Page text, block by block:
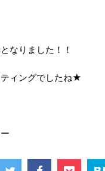
なりました！！
ィングでしたね★